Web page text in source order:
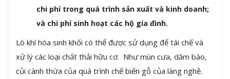
chi phí trong quá trình sản xuất và kinh doanh;
và chi phí sinh hoạt các hộ gia đình.
Lò khí hóa sinh khối có thể được sử dụng để tái chế và
xử lý các loại chất thải hữu cơ. Như mùn cưa, dăm bào,
củi cành thừa của quá trình chế biến gỗ của làng nghề.